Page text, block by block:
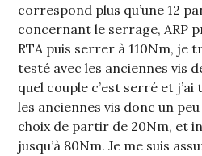
correspond plus qu’une 12
concernant le serrage, ARP
RTA puis serrer à 110Nm, je
testé avec les anciennes vis
quel couple c’est serré et
les anciennes vis donc un
choix de partir de 20Nm, et
jusqu’à 80Nm. Je me suis